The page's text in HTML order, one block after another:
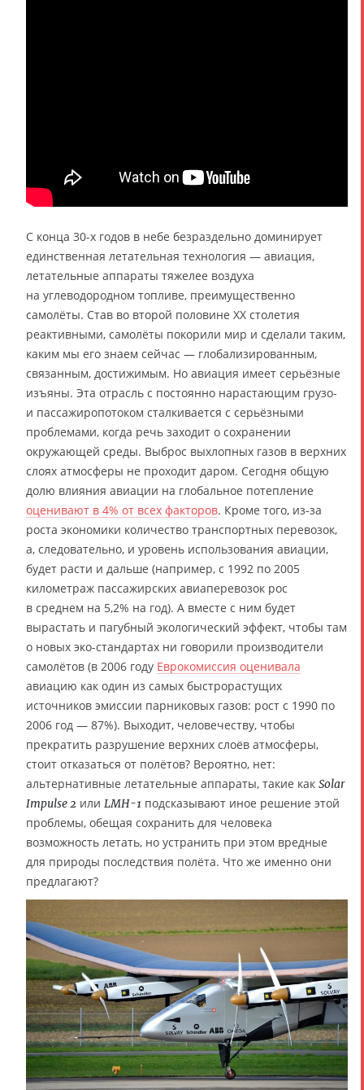
С конца 30-х годов в небе безраздельно доминирует
единственная летательная технология — авиация,
летательные аппараты тяжелее воздуха
на углеводородном топливе, преимущественно
самолёты. Став во второй половине XX столетия
реактивными, самолёты покорили мир и сделали таким,
каким мы его знаем сейчас — глобализированным,
связанным, достижимым. Но авиация имеет серьёзные
изъяны. Эта отрасль с постоянно нарастающим грузо-
и пассажиропотоком сталкивается с серьёзными
проблемами, когда речь заходит о сохранении
окружающей среды. Выброс выхлопных газов в верхних
слоях атмосферы не проходит даром. Сегодня общую
долю влияния авиации на глобальное потепление
оценивают в 4% от всех факторов. Кроме того, из-за
роста экономики количество транспортных перевозок,
а, следовательно, и уровень использования авиации,
будет расти и дальше (например, с 1992 по 2005
километраж пассажирских авиаперевозок рос
в среднем на 5,2% на год). А вместе с ним будет
вырастать и пагубный экологический эффект, чтобы там
о новых эко-стандартах ни говорили производители
самолётов (в 2006 году Еврокомиссия оценивала
авиацию как один из самых быстрорастущих
источников эмиссии парниковых газов: рост с 1990 по
2006 год — 87%). Выходит, человечеству, чтобы
прекратить разрушение верхних слоёв атмосферы,
стоит отказаться от полётов? Вероятно, нет:
альтернативные летательные аппараты, такие как Solar
Impulse 2 или LMH-1 подсказывают иное решение этой
проблемы, обещая сохранить для человека
возможность летать, но устранить при этом вредные
для природы последствия полёта. Что же именно они
предлагают?